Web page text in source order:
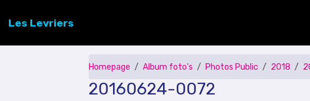
Les Levriers
Homepage Album foto's Photos Public 2018
20160624-0072